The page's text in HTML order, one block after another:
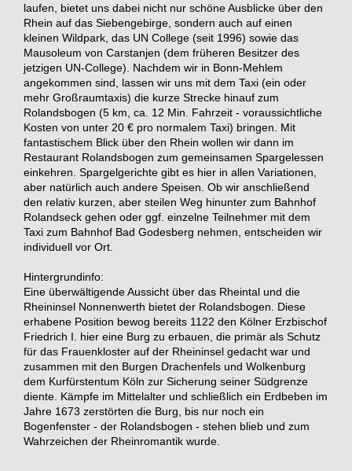
laufen, bietet uns dabei nicht nur schöne Ausblicke über den
Rhein auf das Siebengebirge, sondern auch auf einen
kleinen Wildpark, das UN College (seit 1996) sowie das
Mausoleum von Carstanjen (dem früheren Besitzer des
jetzigen UN-College). Nachdem wir in Bonn-Mehlem
angekommen sind, lassen wir uns mit dem Taxi (ein oder
mehr Großraumtaxis) die kurze Strecke hinauf zum
Rolandsbogen (5 km, ca. 12 Min. Fahrzeit - voraussichtliche
Kosten von unter 20 € pro normalem Taxi) bringen. Mit
fantastischem Blick über den Rhein wollen wir dann im
Restaurant Rolandsbogen zum gemeinsamen Spargelessen
einkehren. Spargelgerichte gibt es hier in allen Variationen,
aber natürlich auch andere Speisen. Ob wir anschließend
den relativ kurzen, aber steilen Weg hinunter zum Bahnhof
Rolandseck gehen oder ggf. einzelne Teilnehmer mit dem
Taxi zum Bahnhof Bad Godesberg nehmen, entscheiden wir
individuell vor Ort.
Hintergrundinfo:
Eine überwältigende Aussicht über das Rheintal und die
Rheininsel Nonnenwerth bietet der Rolandsbogen. Diese
erhabene Position bewog bereits 1122 den Kölner Erzbischof
Friedrich I. hier eine Burg zu erbauen, die primär als Schutz
für das Frauenkloster auf der Rheininsel gedacht war und
zusammen mit den Burgen Drachenfels und Wolkenburg
dem Kurfürstentum Köln zur Sicherung seiner Südgrenze
diente. Kämpfe im Mittelalter und schließlich ein Erdbeben im
Jahre 1673 zerstörten die Burg, bis nur noch ein
Bogenfenster - der Rolandsbogen - stehen blieb und zum
Wahrzeichen der Rheinromantik wurde.